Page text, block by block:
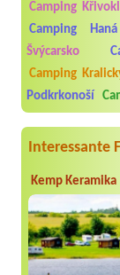
Camping
Camping Haná
Švýcarsko
Camping
Podkrkonoší
Interessante
Kemp Keramika